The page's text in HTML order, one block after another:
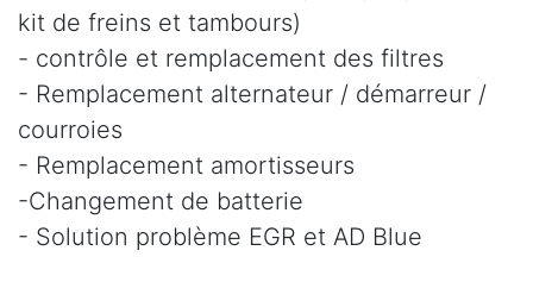
kit de freins et tambours)
- contrôle et remplacement des filtres
- Remplacement alternateur / démarreur /
courroies
- Remplacement amortisseurs
-Changement de batterie
- Solution problème EGR et AD Blue